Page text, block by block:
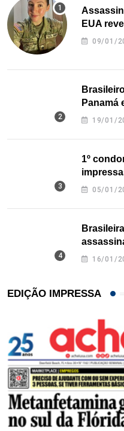
EUA
09/01/
Panamá
nos EUA
19/01/
1º
Texas
05/01/
16/01/
EDIÇÃO IMPRESSA